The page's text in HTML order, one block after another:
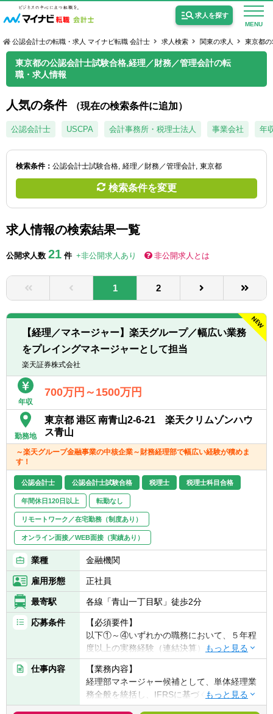
MENU
求人を探す
公認会計士試験合格向けの求人
USCPA（米国公認会計士）の求人
女性会計士の転職
個別転職相談会・セミナー
転職お役立ち情報
非公開求人とは？
公認会計士の転職・求人 マイナビ転職 会計士 求人検索 関東の求人 東京都の
東京都の公認会計士試験合格,経理／財務／管理会計の転
職・求人情報
人気の条件 （現在の検索条件に追加）
公認会計士 USCPA 会計事務所・税理士法人 事業会社 年
検索条件： 公認会計士試験合格 経理／財務／管理会計 東京都
検索条件を変更
求人情報の検索結果一覧
公開求人数 21 件 +非公開求人あり 非公開求人とは
1 2
【経理／マネージャー】楽天グループ／幅広い業務
をプレイングマネージャーとして担当
楽天証券株式会社
年収
700万円～1500万円
勤務地
東京都 港区 南青山2-6-21 楽天クリムゾンハウ
ス青山
～楽天グループ金融事業の中核企業～財務経理部で幅広い経験が積めま
す！
公認会計士 公認会計士試験合格 税理士 税理士科目合格
年間休日120日以上 転勤なし
リモートワーク／在宅勤務（制度あり）
オンライン面接／WEB面接（実績あり）
業種 金融機関
雇用形態 正社員
最寄駅 各線「青山一丁目駅」徒歩2分
応募条件
【必須要件】
以下①～④いずれかの職務において、５年程
度以上の実務経験（連結決算）がある方
①事業会社または金融機関での連結会計経験
②監査法人での監査業務経験
③会計事務所での実務経験
④税理士法人での実務経験
仕事内容
【業務内容】
経理部マネージャー候補として、単体経理業
務全般を統括し、IFRSに基づく連結決算業
務、海外子会社管理、内部統制の構築・運用